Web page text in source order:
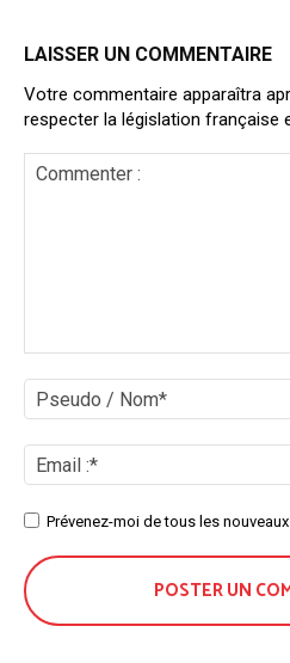
LAISSER UN COMMENTAIRE
Votre commentaire apparaîtra
respecter la législation française
SitePrévenez-moi de tous les